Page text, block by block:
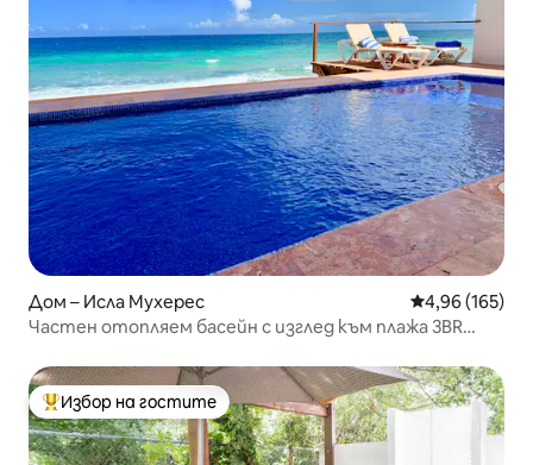
Дом – Исла Мухерес Средна
4,96 (165)
Частен отопляем басейн с изглед към плажа 3BR
Най-популярен избор на гостите
Избор на гостите